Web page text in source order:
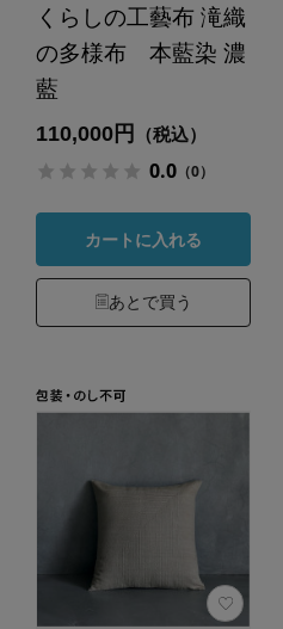
くらしの工藝布 滝織
の多様布 本藍染 濃
藍
110,000円 （税込）
0.0（0）
カートに入れる
あとで買う